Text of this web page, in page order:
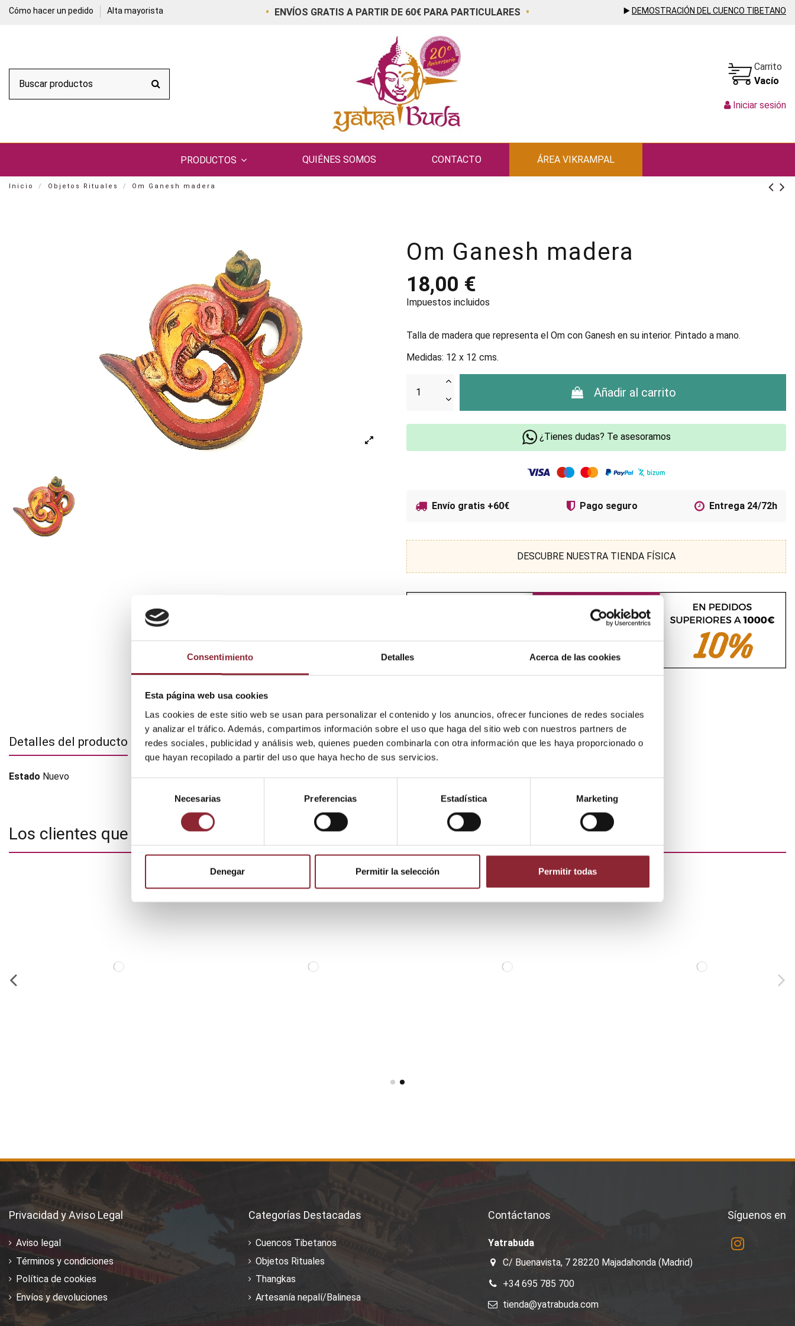
Consentimiento Detalles Acerca de las cookies
Esta página web usa cookies
Las cookies de este sitio web se usan para personalizar el contenido y los anuncios, ofrecer funciones de redes sociales
y analizar el tráfico. Además, compartimos información sobre el uso que haga del sitio web con nuestros partners de
redes sociales, publicidad y análisis web, quienes pueden combinarla con otra información que les haya proporcionado o
que hayan recopilado a partir del uso que haya hecho de sus servicios.
consentimiento
Necesarias Preferencias Estadística Marketing
Denegar Permitir la selección Permitir todas
Cómo hacer un pedido Alta mayorista • ENVÍOS GRATIS A PARTIR DE 60€ PARA PARTICULARES • ▶️ DEMOSTRACIÓN DEL CUENCO TIBETANO
Carrito
Vacío
Iniciar sesión
PRODUCTOS QUIÉNES SOMOS CONTACTO ÁREA VIKRAMPAL
Inicio Objetos Rituales Om Ganesh madera
Om Ganesh madera
18,00 €
Impuestos incluidos
Talla de madera que representa el Om con Ganesh en su interior. Pintado a mano.
Medidas: 12 x 12 cms.
Añadir al carrito
¿Tienes dudas? Te asesoramos
Envío gratis +60€ Pago seguro Entrega 24/72h
DESCUBRE NUESTRA TIENDA FÍSICA
Detalles del producto
Estado Nuevo
Los clientes que adquirieron este producto también compraron:
Privacidad y Aviso Legal
Aviso legal
Términos y condiciones
Política de cookies
Envíos y devoluciones
Categorías Destacadas
Cuencos Tibetanos
Objetos Rituales
Thangkas
Artesanía nepalí/Balinesa
Contáctanos
Yatrabuda
C/ Buenavista, 7 28220 Majadahonda (Madrid)
+34 695 785 700
tienda@yatrabuda.com
Síguenos en